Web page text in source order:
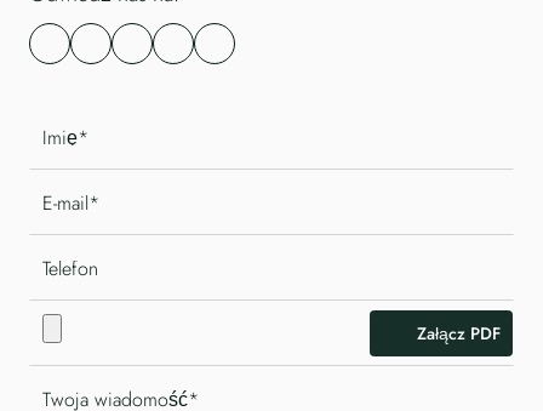
Załącz PDF